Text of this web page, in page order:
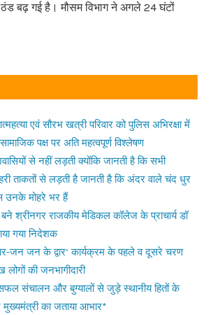
बढ़ गई है। मौसम विभाग ने अगले 24 घंटों
एवं सौरभ खत्री परिवार को पुलिस अभिरक्षा में
पक्ष पर अति महत्वपूर्ण विश्लेषण
से नहीं लड़ती क्योंकि जानती है कि सभी
ताकतों से लड़ती है जानती है कि अंदर वाले चंद धुर
उनके मोहरे भर हैं
बने श्रीनगर राजकीय मेडिकल कॉलेज के प्राचार्य डॉ
गया निदेशक
जन जन के द्वार’ कार्यक्रम के पहले व दूसरे चरण
की जनभागीदारी
संचालन और बुग्यालों से जुड़े स्थानीय हितों के
मुख्यमंत्री का जताया आभार*